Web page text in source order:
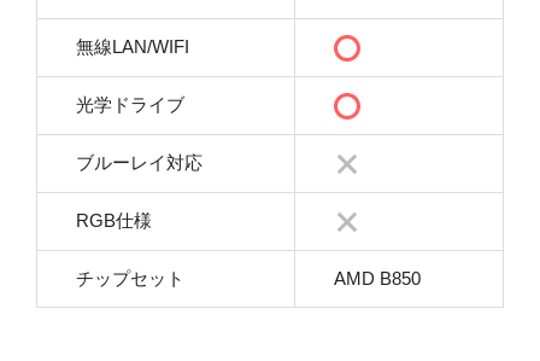
無線LAN/WIFI
光学ドライブ
ブルーレイ対応
RGB仕様
チップセット AMD B850